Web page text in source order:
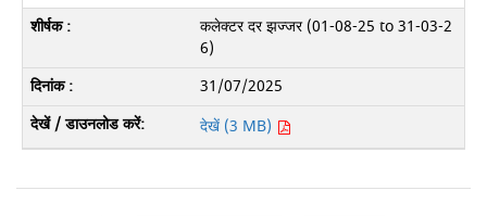
कलेक्टर दर झज्जर (01-08-25 to 31-03-2
6)
31/07/2025
देखें (3 MB)